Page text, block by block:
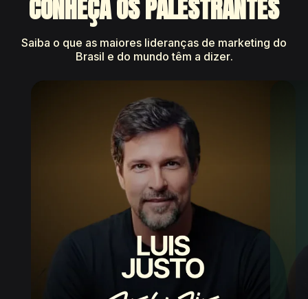
CONHEÇA OS PALESTRANTES
Saiba o que as maiores lideranças de marketing do
Brasil e do mundo têm a dizer.